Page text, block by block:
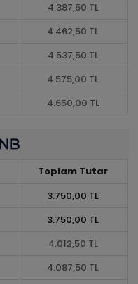
4.387,50 TL
4.462,50 TL
4.537,50 TL
4.575,00 TL
4.650,00 TL
Toplam Tutar
3.750,00 TL
3.750,00 TL
4.012,50 TL
4.087,50 TL